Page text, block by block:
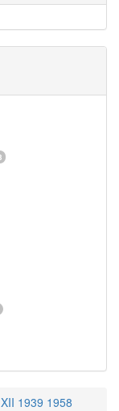
1939 1958